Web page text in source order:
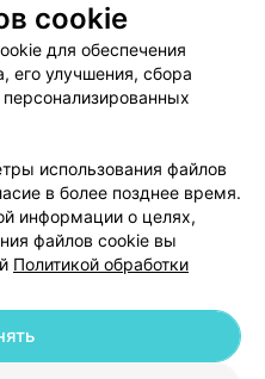
Способы оплаты
Партнеры
103.by
данных
| 220012, Республика Беларусь,
cookie
для обеспечения
его улучшения, сбора
использования файлов
в более позднее время.
информации о целях,
файлов cookie вы
Политикой обработки